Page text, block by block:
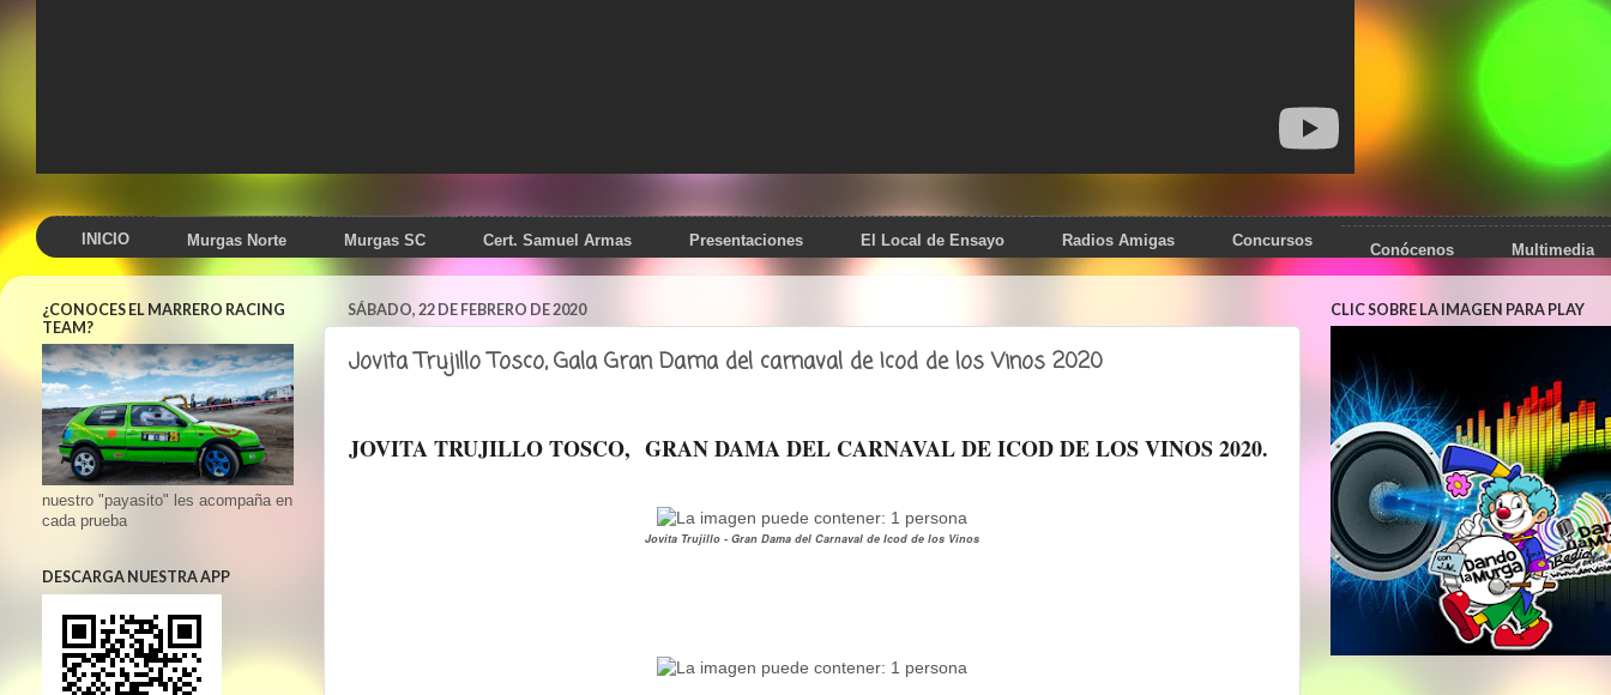
INICIO Murgas Norte Murgas SC Cert. Samuel Armas Presentaciones El Local de Ensayo Radios Amigas Concursos Conócenos Multimedia
SÁBADO, 22 DE FEBRERO DE 2020
Jovita Trujillo Tosco, Gala Gran Dama del carnaval de Icod de los Vinos 2020
JOVITA TRUJILLO TOSCO, GRAN DAMA DEL CARNAVAL DE ICOD DE LOS VINOS 2020.
Jovita Trujillo - Gran Dama del Carnaval de Icod de los Vinos
¿CONOCES EL MARRERO RACING
TEAM?
nuestro "payasito" les acompaña en
cada prueba
DESCARGA NUESTRA APP
CLIC SOBRE LA IMAGEN PARA PLAY